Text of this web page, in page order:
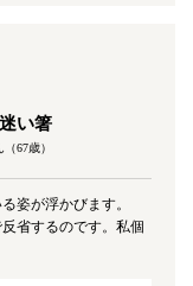
い箸
67歳）
姿が浮かびます。
省するのです。私個